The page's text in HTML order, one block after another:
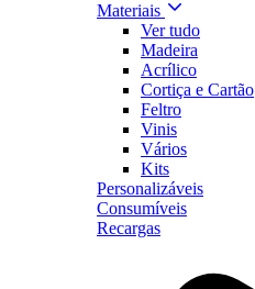
Materiais
Ver tudo
Madeira
Acrílico
Cortiça e Cartão
Feltro
Vinis
Vários
Kits
Personalizáveis
Consumíveis
Recargas